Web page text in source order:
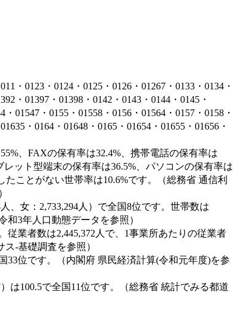
・0123・0124・0125・0126・01267・0133・0134・
・01397・01398・0142・0143・0144・0145・
01547・0155・01558・0156・01564・0157・0158・
・0164・01648・0165・01654・01655・01656・
、FAXの保有率は32.4%、携帯電話の保有率は
ット型端末の保有率は36.5%、パソコンの保有率は
ことがない世帯率は10.6%です。（総務省 通信利
、女：2,733,294人）で全国8位です。世帯数は
和3年人口動態データを参照）
従業者数は2,445,372人で、1事業所あたりの従業者
‐基礎調査を参照）
33位です。（内閣府 県民経済計算(令和元年度)を参
は100.5で全国11位です。（総務省 統計でみる都道